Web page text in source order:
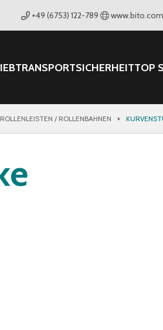
+49 (6753) 122-789 www.bito.com
TRANSPORTSICHERHEITTOP
ROLLENLEISTEN / ROLLENBAHNEN